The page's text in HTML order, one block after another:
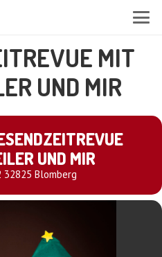
MIT
UND MIR
UND MIR
32825 Blomberg